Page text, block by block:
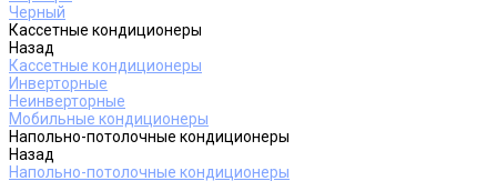
Черный
Кассетные кондиционеры
Назад
Кассетные кондиционеры
Инверторные
Неинверторные
Мобильные кондиционеры
Напольно-потолочные кондиционеры
Назад
Напольно-потолочные кондиционеры